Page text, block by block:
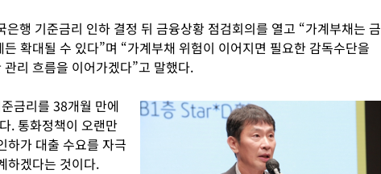
은행 기준금리 인하 결정 뒤 금융상황 점검회의를 열고 “가계부채는 금
확대될 수 있다”며 “가계부채 위험이 이어지면 필요한 감독수단을
리 흐름을 이어가겠다”고 말했다.
금리를 38개월 만에
. 통화정책이 오랜만
하가 대출 수요를 자극
하겠다는 것이다.